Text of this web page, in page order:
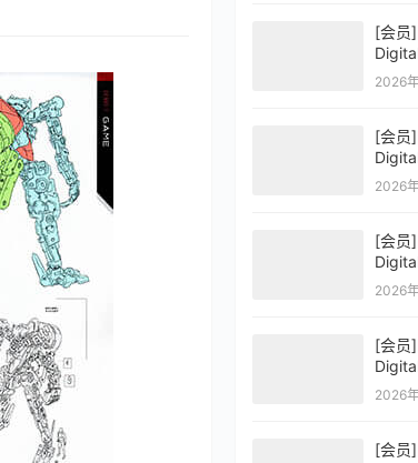
[会员
ニセ
2026
[会员
ニセ
2026
[会员
ニセ
2026
[会员
2026
[会员